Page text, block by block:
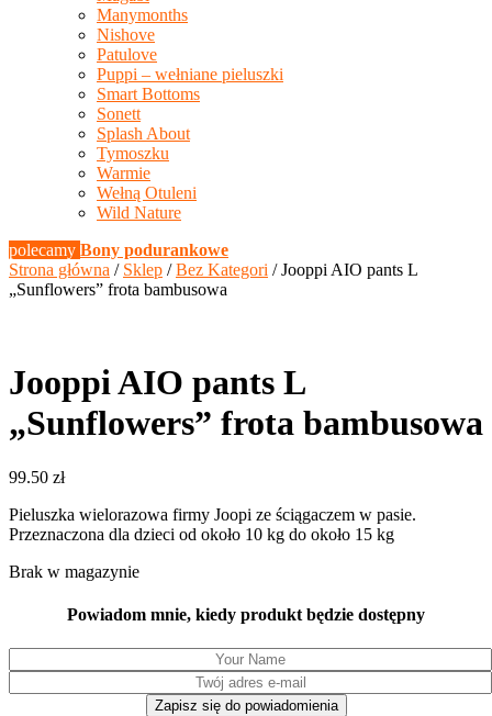
Manymonths
Nishove
Patulove
Puppi – wełniane pieluszki
Smart Bottoms
Sonett
Splash About
Tymoszku
Warmie
Wełną Otuleni
Wild Nature
polecamy Bony podurankowe
Strona główna / Sklep /Bez Kategori / Jooppi AIO pants L
„Sunflowers” frota bambusowa
Jooppi AIO pants L
„Sunflowers” frota bambusowa
99.50 zł
Pieluszka wielorazowa firmy Joopi ze ściągaczem w pasie.
Przeznaczona dla dzieci od około 10 kg do około 15 kg
Brak w magazynie
Powiadom mnie, kiedy produkt będzie dostępny